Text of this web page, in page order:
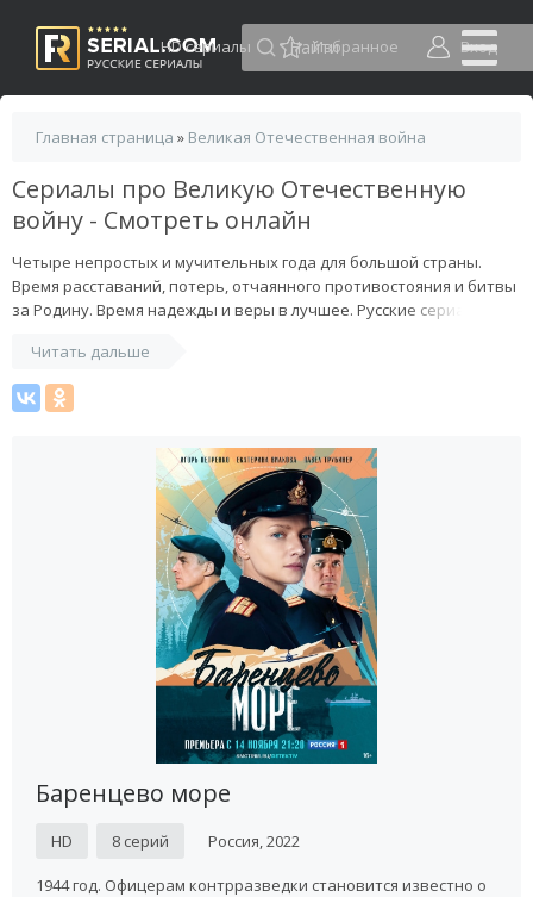
HD сериалы Избранное Вход
Главная страница » Великая Отечественная война
Сериалы про Великую Отечественную
войну - Смотреть онлайн
Четыре непростых и мучительных года для большой страны.
Время расставаний, потерь, отчаянного противостояния и битвы
за Родину. Время надежды и веры в лучшее. Русские сериалы про
сложный период нашей советской истории. Период, когда
несмотря на тяготы идущей войны, люди самых разных слоёв и
профессий продолжали жить и любить.
Смотреть онлайн военные и околовоенные сериалы про ВОВ от
русских режиссеров. Помимо хорошо известных картин, в
подборке размещены и новые фильмы повествующие о Великой
Отечественной в хорошем качестве.
Фильмы про войну 1941-1945 года
Сюжеты представленных ниже сериалов рассказывают о
событиях происходивших в 1941-1945 годы.
Читать дальше
Баренцево море
HD 8 серий Россия, 2022
1944 год. Офицерам контрразведки становится известно о